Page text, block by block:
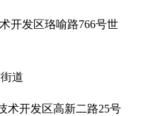
开发区珞喻路766号世
道
术开发区高新二路25号